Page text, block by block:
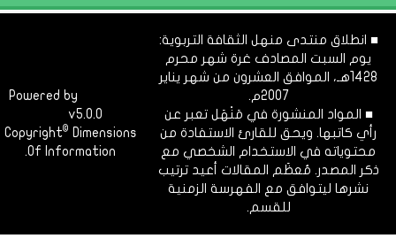
■ انطلاق منتدى منهل الثقافة التربوية:
يوم السبت المصادف غرة شهر محرم
1428هـ، الموافق العشرون من شهر يناير
2007م.
■ المواد المنشورة في مَنْهَل تعبر عن
رأي كاتبها. ويحق للقارئ الاستفادة من
محتوياته في الاستخدام الشخصي مع
ذكر المصدر. مُعظَم المقالات أعيد ترتيب
نشرها ليتوافق مع الفهرسة الزمنية
للقسم.
Powered by
v5.0.0
Copyright©
Dimensions
Of Information.